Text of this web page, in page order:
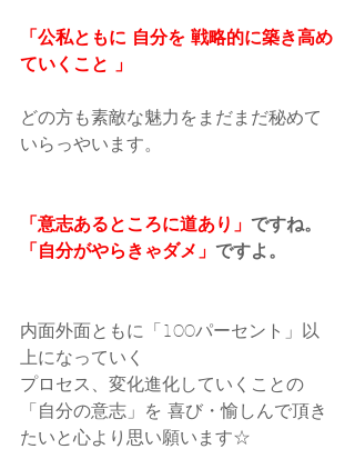
「公私ともに 自分を 戦略的に築き高め
ていくこと 」
どの方も素敵な魅力をまだまだ秘めて
いらっやいます。
「意志あるところに道あり」 ですね。
「自分がやらきゃダメ」 ですよ。
内面外面ともに「100パーセント」以
上になっていく
プロセス、変化進化していくことの
「自分の意志」を 喜び・愉しんで頂き
たいと心より思い願います☆